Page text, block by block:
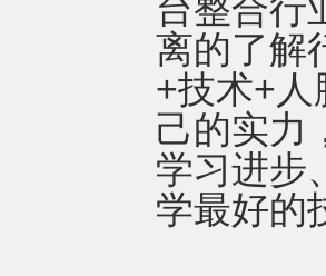
台整合行
离的了解
+技术+人
己的实力
学习进步
学最好的